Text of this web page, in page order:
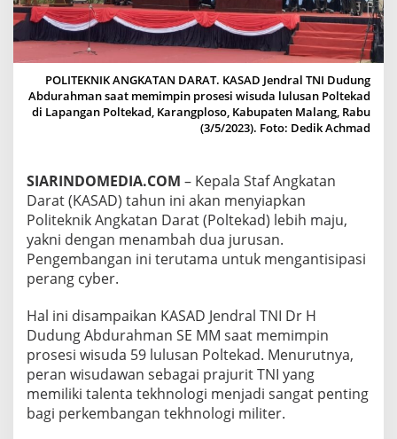
D
A
N
T
S
I
P
A
P
E
R
A
N
G
B
E
R
POLITEKNIK ANGKATAN DARAT. KASAD Jendral TNI Dudung
Abdurahman saat memimpin prosesi wisuda lulusan Poltekad
di Lapangan Poltekad, Karangploso, Kabupaten Malang, Rabu
(3/5/2023). Foto: Dedik Achmad
SIARINDOMEDIA.COM – Kepala Staf Angkatan
Darat (KASAD) tahun ini akan menyiapkan
Politeknik Angkatan Darat (Poltekad) lebih maju,
yakni dengan menambah dua jurusan.
Pengembangan ini terutama untuk mengantisipasi
perang cyber.
Hal ini disampaikan KASAD Jendral TNI Dr H
Dudung Abdurahman SE MM saat memimpin
prosesi wisuda 59 lulusan Poltekad. Menurutnya,
peran wisudawan sebagai prajurit TNI yang
memiliki talenta tekhnologi menjadi sangat penting
bagi perkembangan tekhnologi militer.